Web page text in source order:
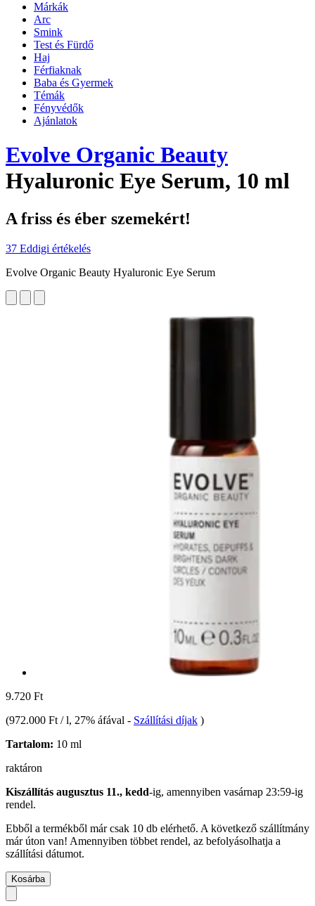
Márkák
Arc
Smink
Test és Fürdő
Haj
Férfiaknak
Baba és Gyermek
Témák
Fényvédők
Ajánlatok
Evolve Organic Beauty
Hyaluronic Eye Serum, 10 ml
A friss és éber szemekért!
37 Eddigi értékelés
Evolve Organic Beauty Hyaluronic Eye Serum
9.720 Ft
(972.000 Ft / l, 27% áfával - Szállítási díjak )
Tartalom: 10 ml
raktáron
Kiszállítás augusztus 11., kedd-ig, amennyiben vasárnap 23:59-ig
rendel.
Ebből a termékből már csak 10 db elérhető. A következő szállítmány
már úton van! Amennyiben többet rendel, az befolyásolhatja a
szállítási dátumot.
Kosárba